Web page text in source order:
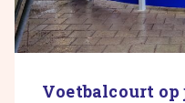
Voetbalcourt